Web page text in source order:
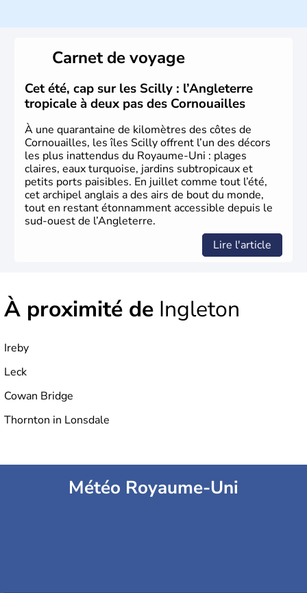
Histoire et administration
L'Angleterre est l’une des quatre nations constitutives du
Royaume-Uni. Elle est peuplée de plus de 50 millions
d’habitants, les Anglais, et constitue à elle seule, près de
84% de la population de l’ensemble. Le pays s’est créé au
Xème siècle et tient son nom desAngles
germanique installé sur ces terres. Première démocratie
parlementaire au monde, elle doit son développement à
l’essor industriel du XIXème siècle.
Carnet de voyage
Cet été, cap sur les Scilly : l’Angleterre
tropicale à deux pas des Cornouailles
À une quarantaine de kilomètres des côtes de
Cornouailles, les îles Scilly offrent l’un des décors
les plus inattendus du Royaume-Uni : plages
claires, eaux turquoise, jardins subtropicaux et
petits ports paisibles. En juillet comme tout l’été,
cet archipel anglais a des airs de bout du monde,
tout en restant étonnamment accessible depuis le
sud-ouest de l’Angleterre.
Lire l'article
À proximité de Ingleton
Ireby
Leck
Cowan Bridge
Thornton in Lonsdale
Météo Royaume-Uni